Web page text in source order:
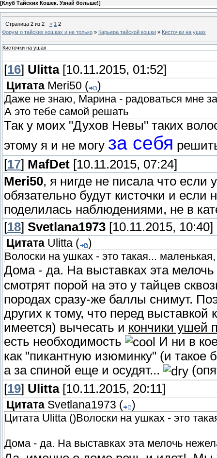
[Клуб Тайских Кошек. Узнай больше!]
Страница 2 из 2 « 1 2
Форум о тайских кошках и не только » Карьера тайской кошки » Кисточки на ушах
Кисточки на ушах
[16] Ulitta[10.11.2015, 01:52]
Цитата Meri50 (
)
Даже не знаю, Марина - радоваться мне
А это тебе самой решать
Так у моих "Духов Невы" таких
этому я и не могу за себя
[17] MafDet [10.11.2015, 07:24]
Meri50, я нигде не писала что если
обязательно будут кисточки и если
поделилась наблюдениями, не в
[18] Svetlana1973 [10.11.2015, 10:40]
Цитата Ulitta (
)
Волоски на ушках - это такая...
Дома - да. На выставках эта
смотрят порой на это у тайцев
породах сразу-же баллы снимут.
других к тому, что перед
имеется) вычесать и кончики ушей
есть необходимость
И ни в
как "пикантную изюминку" (и такое
а за спиной еще и осудят...
[19] Ulitta[10.11.2015, 20:11]
Цитата Svetlana1973 (
)
Цитата Ulitta ()Волоски на ушках - это
Дома - да. На выставках эта мелочь